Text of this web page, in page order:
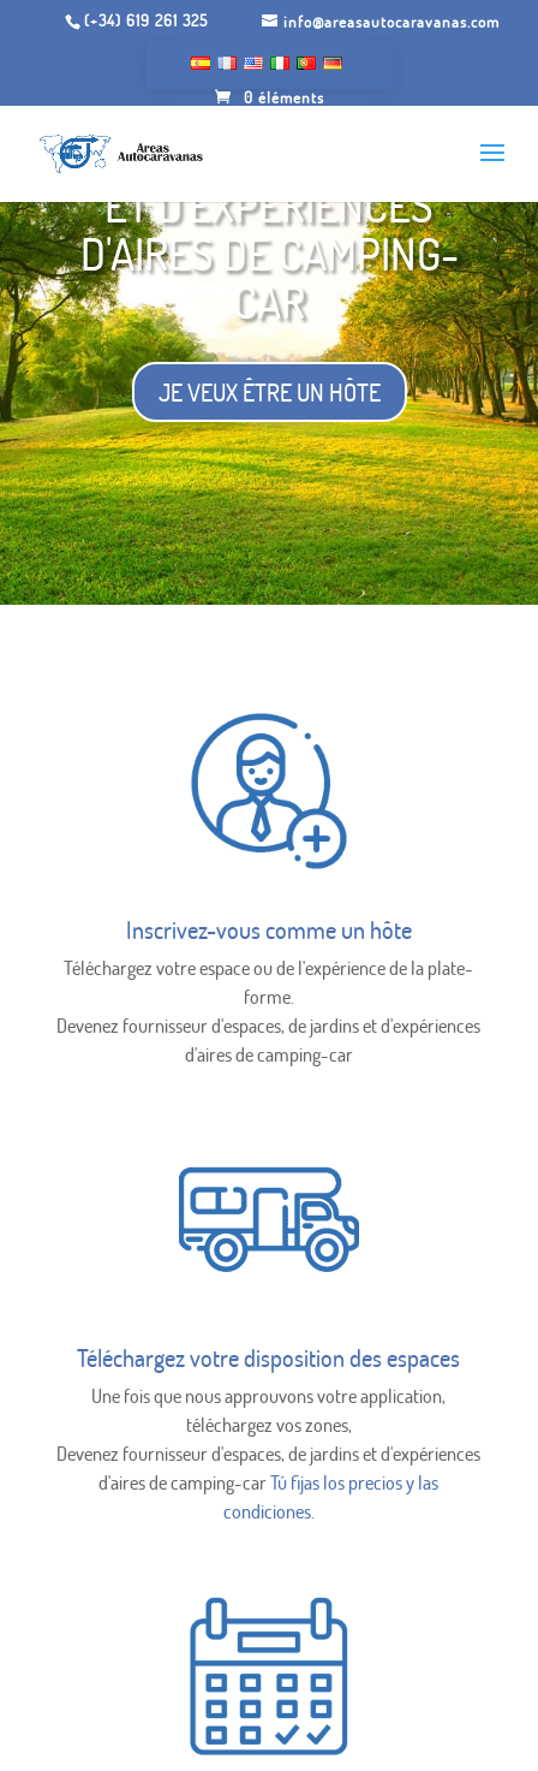
(+34) 619 261 325 info@areasautocaravanas.com
0 éléments
DEVENEZ FOURNISSEUR
D'ESPACES, DE JARDINS
ET D'EXPÉRIENCES
D'AIRES DE CAMPING-
CAR
JE VEUX ÊTRE UN HÔTE
Inscrivez-vous comme un hôte
Téléchargez votre espace ou de l'expérience de la plate-
forme.
Devenez fournisseur d'espaces, de jardins et d'expériences
d'aires de camping-car
Téléchargez votre disposition des espaces
Une fois que nous approuvons votre application,
téléchargez vos zones,
Devenez fournisseur d'espaces, de jardins et d'expériences
d'aires de camping-carTú fijas los precios y las
condiciones.